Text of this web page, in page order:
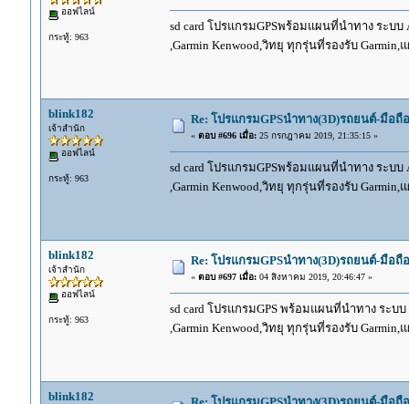
ออฟไลน์
กระทู้: 963
sd card โปรแกรมGPSพร้อมแผนที่นำทาง ระบบ
,Garmin Kenwood,วิทยุ ทุกรุ่นที่รองรับ
blink182
เจ้าสำนัก
ออฟไลน์
กระทู้: 963
Re: โปรแกรมGPSนำทาง(3D)รถยนต์-มือ
« ตอบ #696 เมื่อ:25 กรกฎาคม 2019, 21:35:15 »
sd card โปรแกรมGPSพร้อมแผนที่นำทาง ระบบ
,Garmin Kenwood,วิทยุ ทุกรุ่นที่รองรับ
blink182
เจ้าสำนัก
ออฟไลน์
กระทู้: 963
Re: โปรแกรมGPSนำทาง(3D)รถยนต์-มือ
« ตอบ #697 เมื่อ:04 สิงหาคม 2019, 20:46:47 »
sd card โปรแกรมGPS พร้อมแผนที่นำทาง ระบบ
,Garmin Kenwood,วิทยุ ทุกรุ่นที่รองรับ
blink182